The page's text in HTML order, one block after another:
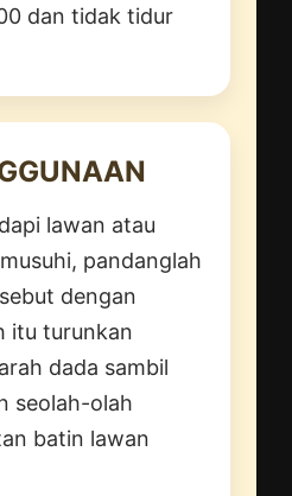
dan tidak tidur
lawan atau
pandanglah
dengan
itu turunkan
dada sambil
seolah-olah
batin lawan